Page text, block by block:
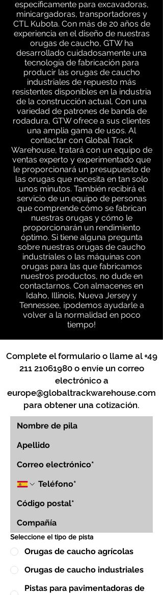
específicamente para excavadoras,
minicargadoras, transportadores y
CTL Kubota. Con más de 20 años de
experiencia en el diseño de nuestras
orugas de caucho, GTW ha
desarrollado cuidadosamente una
tecnología de fabricación para
producir las orugas de caucho
industriales de repuesto más
resistentes disponibles en la industria
de la construcción actual. Con una
variedad de patrones de banda de
rodadura, GTW ofrece a sus clientes
una amplia gama de usos. Al
contactar con Global Track
Warehouse, tratará con un equipo de
ventas experto y experimentado que
le proporcionará un presupuesto de
las orugas que necesita en tan solo
unos minutos. También recibirá el
servicio de un equipo de personas
que comprende cómo se fabrican
nuestras orugas y cómo le
proporcionarán un rendimiento
óptimo. Si tiene alguna pregunta
sobre nuestras orugas de caucho
industriales o las máquinas con
orugas para las que fabricamos
nuestros productos, no dude en
contactarnos. Con almacenes en
Idaho, Illinois, Nueva Jersey y
Tennessee, ¡podemos ayudarle a
volver a la normalidad en poco
tiempo!
Complete el formulario o llame al+49
211 21061980o envíe un correo
electrónico a
europe@globaltrackwarehouse.com
para obtener una cotización.
Seleccione el tipo de pista
Orugas de caucho agrícolas
Orugas de caucho industriales
Pistas para pavimentadoras de